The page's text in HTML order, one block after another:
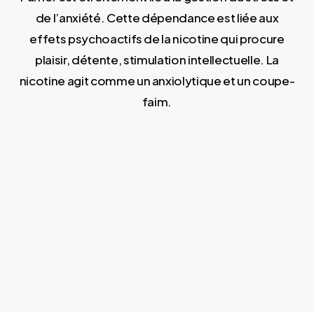
de l’anxiété. Cette dépendance est liée aux
effets psychoactifs de la nicotine qui procure
plaisir, détente, stimulation intellectuelle. La
nicotine agit comme un anxiolytique et un coupe-
faim.